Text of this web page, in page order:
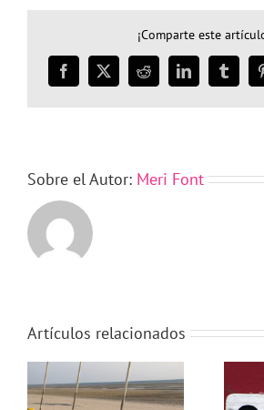
¡Comparte este
Facebook
X RedditLinkedInTumblr
Sobre el Autor: Meri Font
Artículos relacionados